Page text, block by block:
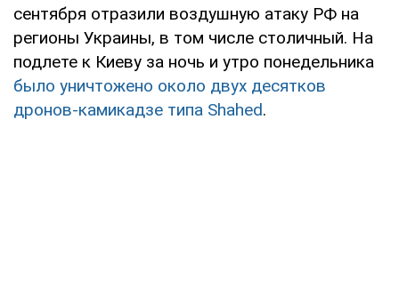
сентября отразили воздушную атаку РФ на
регионы Украины, в том числе столичный. На
подлете к Киеву за ночь и утро понедельника
было уничтожено около двух десятков
дронов-камикадзе типа Shahed.